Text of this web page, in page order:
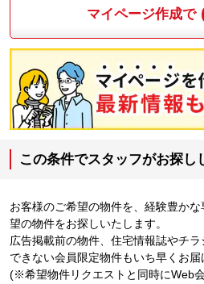
マイページ作成で
この条件でスタッフがお探し
お客様のご希望の物件を、経験豊か
望の物件をお探しいたします。
広告掲載前の物件、住宅情報誌やチ
できない会員限定物件もいち早くお届
(※希望物件リクエストと同時にWeb